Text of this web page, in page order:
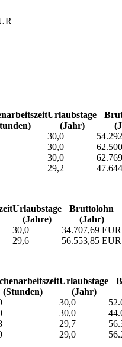
Urlaubs­tage
(Jahr)
30,0
30,0
30,0
29,2
Urlaubs­tage
(Jahre)
Bruttolohn
(Jahr)
30,0
34.707,69 EUR
29,6
56.553,85 EUR
(Stunden)
Urlaubs­tage
(Jahr)
30,0
30,0
29,7
29,0